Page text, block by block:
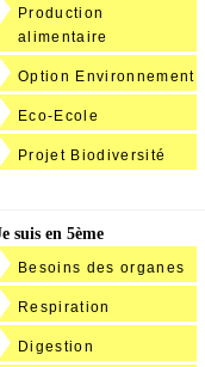
Production
alimentaire
Option Environnement
Eco-Ecole
Projet Biodiversité
suis en 5ème
Besoins des organes
Respiration
Digestion